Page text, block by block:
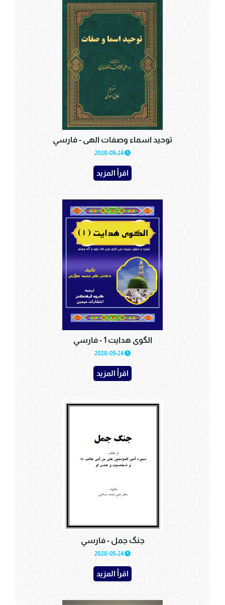
توحيد اسماء وصفات الهى - فارسي
2020-05-24
اقرأ المزيد
الگوی هدایت 1 - فارسي
2020-05-24
اقرأ المزيد
جنگ جمل - فارسي
2020-05-24
اقرأ المزيد